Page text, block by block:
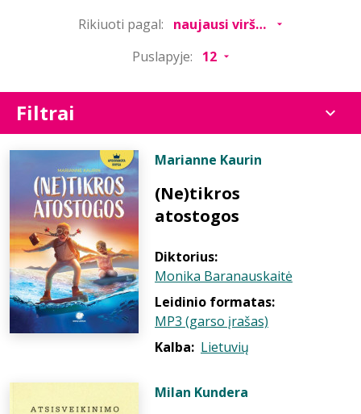
Rikiuoti pagal:
Puslapyje:
Filtrai
Marianne Kaurin
(Ne)tikros
atostogos
Diktorius:
Monika Baranauskaitė
Leidinio formatas:
MP3 (garso įrašas)
Kalba: Lietuvių
Milan Kundera